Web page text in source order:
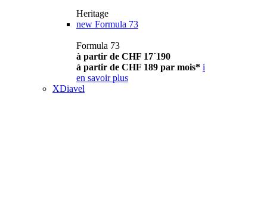
Heritage
new Formula 73
Formula 73
à partir de CHF 17´190
à partir de CHF 189 par mois* i
en savoir plus
XDiavel